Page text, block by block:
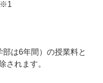
※1
は6年間）の授業料と
されます。